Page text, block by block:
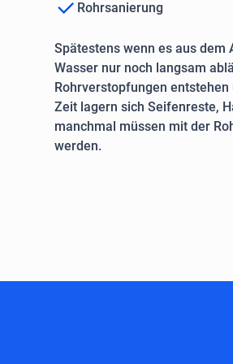
Rohrsanierung
Spätestens wenn es aus
Wasser nur noch langsam
Rohrverstopfungen
Zeit lagern sich Seifenreste,
manchmal müssen mit der
werden.